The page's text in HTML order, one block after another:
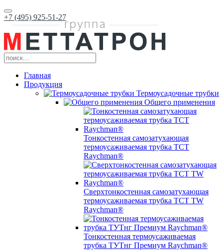
+7 (495) 925-51-27
Главная
Продукция
Термоусадочные трубки
Общего применения
Тонкостенная самозатухающая
термоусаживаемая трубка ТCT
Raychman®
Сверхтонкостенная самозатухающая
термоусаживаемая трубка ТCT TW
Raychman®
Тонкостенная термоусаживаемая
трубка ТУТнг Премиум Raychman®